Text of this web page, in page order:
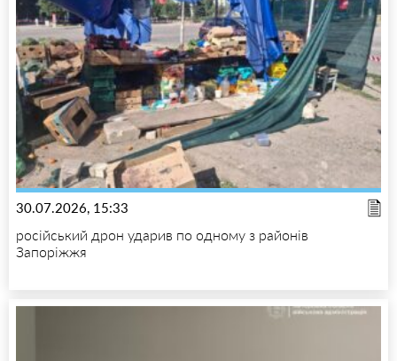
30.07.2026, 15:33
російський дрон ударив по одному з районів
Запоріжжя